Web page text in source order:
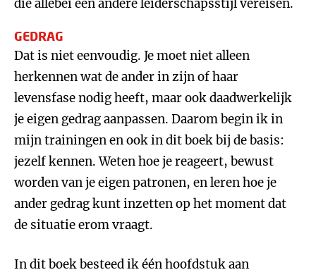
die allebei een andere leiderschapsstijl vereisen.
GEDRAG
Dat is niet eenvoudig. Je moet niet alleen
herkennen wat de ander in zijn of haar
levensfase nodig heeft, maar ook daadwerkelijk
je eigen gedrag aanpassen. Daarom begin ik in
mijn trainingen en ook in dit boek bij de basis:
jezelf kennen. Weten hoe je reageert, bewust
worden van je eigen patronen, en leren hoe je
ander gedrag kunt inzetten op het moment dat
de situatie erom vraagt.
In dit boek besteed ik één hoofdstuk aan